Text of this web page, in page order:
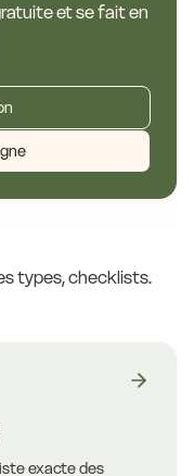
et se fait en
types, checklists.
exacte des